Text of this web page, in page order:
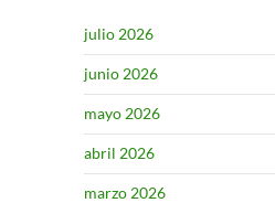
julio 2026
junio 2026
mayo 2026
abril 2026
marzo 2026